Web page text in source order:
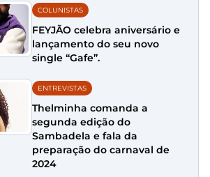
COLUNISTAS
FEYJÃO celebra aniversário e
lançamento do seu novo
single “Gafe”.
ENTREVISTAS
Thelminha comanda a
segunda edição do
Sambadela e fala da
preparação do carnaval de
2024